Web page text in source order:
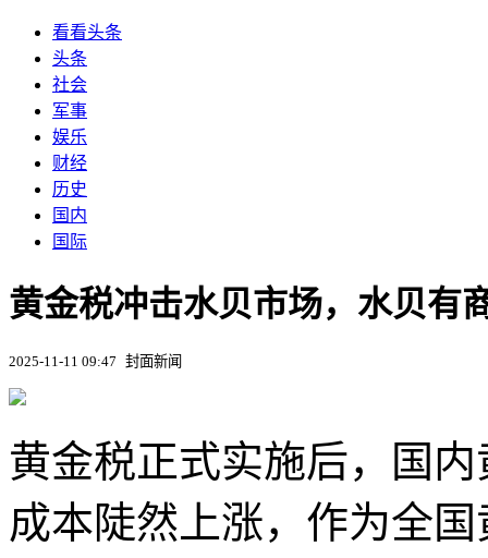
看看头条
头条
社会
军事
娱乐
财经
历史
国内
国际
黄金税冲击水贝市场，水贝有
2025-11-11 09:47 封面新闻
黄金税正式实施后，国
成本陡然上涨，作为全